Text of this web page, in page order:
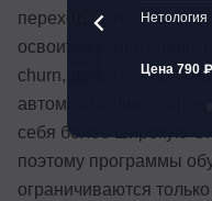
перехода в retention.
освоить сегментацию,
churn, добавить
автоматизации —
себя более широкую
поэтому программы
ограничиваются
261 отзыв
Подробнее
Нетология
Цена 790 ₽